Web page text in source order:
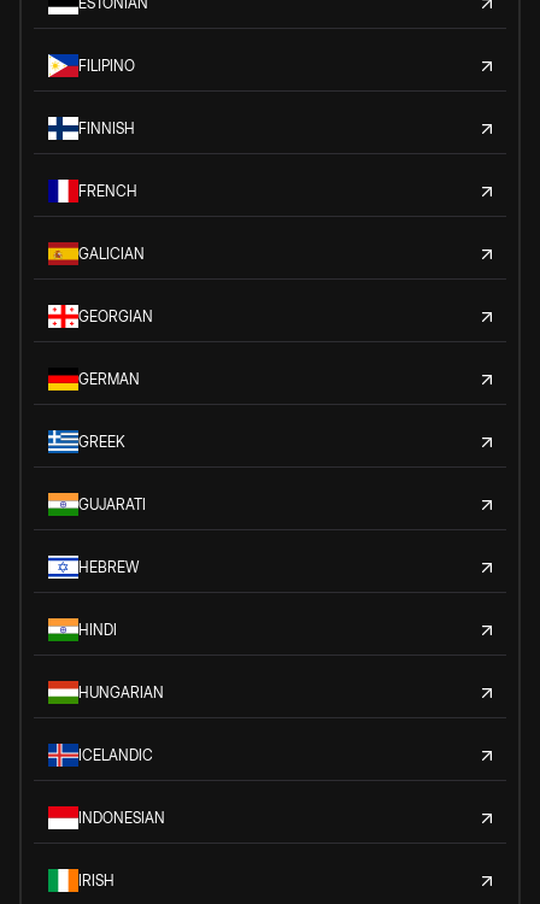
FILIPINO
FINNISH
FRENCH
GALICIAN
GEORGIAN
GERMAN
GREEK
GUJARATI
HEBREW
HINDI
HUNGARIAN
ICELANDIC
INDONESIAN
IRISH